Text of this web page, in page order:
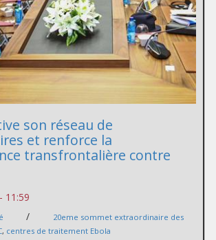
son réseau de
et renforce la
transfrontalière contre
11:59
/
20eme sommet extraordinaire des
, centres de traitement Ebola